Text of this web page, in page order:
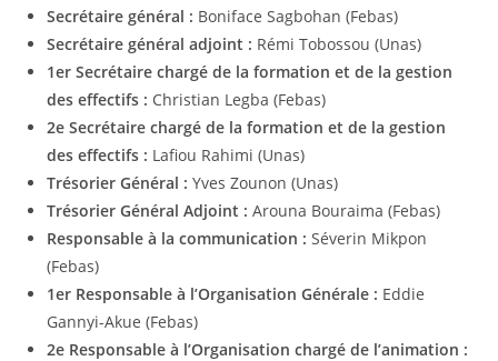
Secrétaire général : Boniface Sagbohan (Febas)
Secrétaire général adjoint : Rémi Tobossou (Unas)
1er Secrétaire chargé de la formation et de la gestion
des effectifs : Christian Legba (Febas)
2e Secrétaire chargé de la formation et de la gestion
des effectifs : Lafiou Rahimi (Unas)
Trésorier Général : Yves Zounon (Unas)
Trésorier Général Adjoint : Arouna Bouraima (Febas)
Responsable à la communication : Séverin Mikpon
(Febas)
1er Responsable à l’Organisation Générale : Eddie
Gannyi-Akue (Febas)
2e Responsable à l’Organisation chargé de l’animation :